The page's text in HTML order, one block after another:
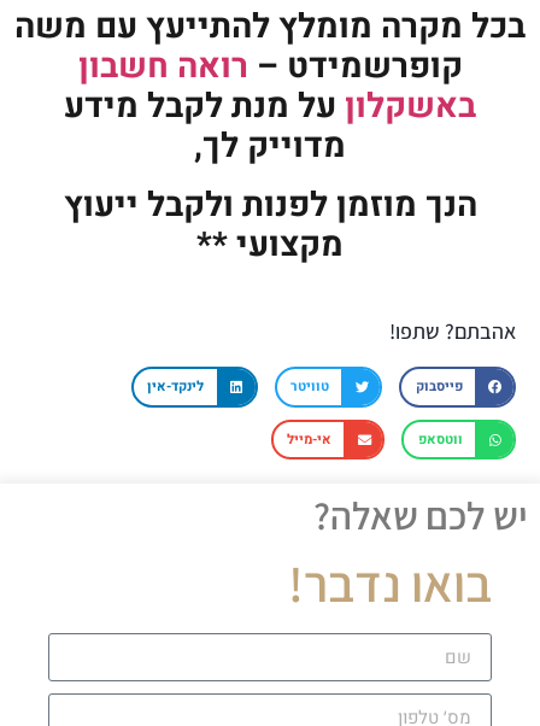
בכל מקרה מומלץ להתייעץ עם משה
קופרשמידט – רואה חשבון
באשקלון על מנת לקבל מידע
מדוייק לך,
הנך מוזמן לפנות ולקבל ייעוץ
מקצועי **
אהבתם? שתפו!
פייסבוק טוויטר לינקד-אין
ווטסאפ אי-מייל
יש לכם שאלה?
בואו נדבר!